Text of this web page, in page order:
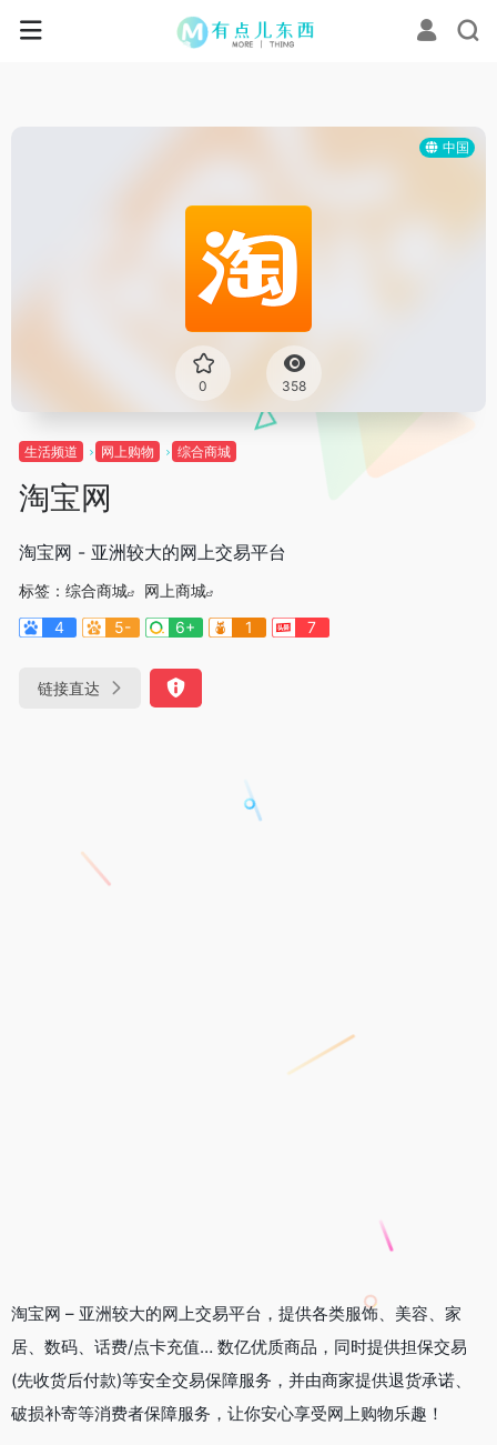
中国
0 358
生活频道 网上购物 综合商城
淘宝网
淘宝网 - 亚洲较大的网上交易平台
标签： 综合商城
网上商城
4
5- 6+ 1 7
链接直达
淘宝网 – 亚洲较大的网上交易平台，提供各类服饰、美容、家
居、数码、话费/点卡充值… 数亿优质商品，同时提供担保交易
(先收货后付款)等安全交易保障服务，并由商家提供退货承诺、
破损补寄等消费者保障服务，让你安心享受网上购物乐趣！